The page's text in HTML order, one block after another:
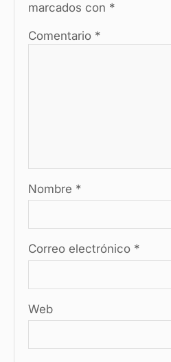
marcados con *
Comentario *
Nombre *
Correo electrónico *
Web